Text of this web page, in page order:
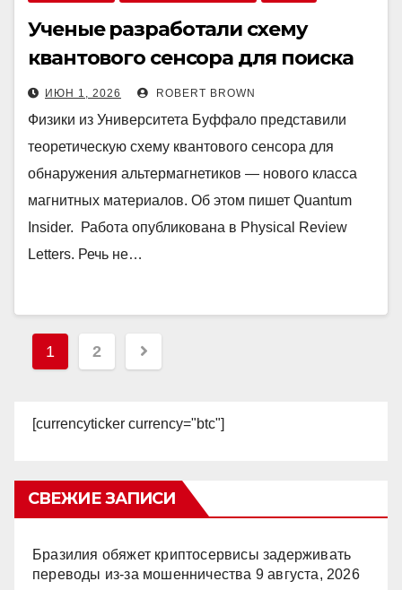
Ученые разработали схему
квантового сенсора для поиска
альтермагнетиков
ИЮН 1, 2026 ROBERT BROWN
Физики из Университета Буффало представили
теоретическую схему квантового сенсора для
обнаружения альтермагнетиков — нового класса
магнитных материалов. Об этом пишет Quantum
Insider. Работа опубликована в Physical Review
Letters. Речь не…
Пагинация
1 2
[currencyticker currency="btc"]
СВЕЖИЕ ЗАПИСИ
Бразилия обяжет криптосервисы задерживать
переводы из-за мошенничества 9 августа, 2026